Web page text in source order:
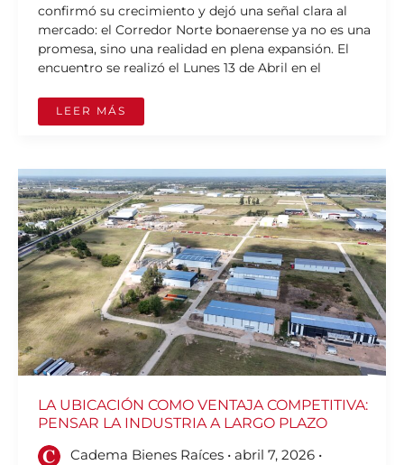
confirmó su crecimiento y dejó una señal clara al
mercado: el Corredor Norte bonaerense ya no es una
promesa, sino una realidad en plena expansión. El
encuentro se realizó el Lunes 13 de Abril en el
LEER MÁS
LA UBICACIÓN COMO VENTAJA COMPETITIVA:
PENSAR LA INDUSTRIA A LARGO PLAZO
Cadema Bienes Raíces •abril 7, 2026 •
LA
UBICACIÓN
COMO
VENTAJA
COMPETITIVA:
PENSAR
LA
INDUSTRIA
A
LARGO
PLAZO